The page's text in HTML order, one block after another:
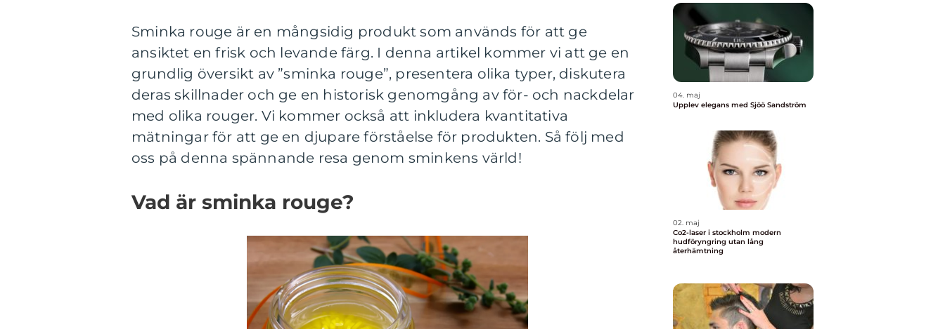
Sminka rouge är en mångsidig produkt som används för att ge
ansiktet en frisk och levande färg. I denna artikel kommer vi att ge en
grundlig översikt av ”sminka rouge”, presentera olika typer, diskutera
deras skillnader och ge en historisk genomgång av för- och nackdelar
med olika rouger. Vi kommer också att inkludera kvantitativa
mätningar för att ge en djupare förståelse för produkten. Så följ med
oss på denna spännande resa genom sminkens värld!
Vad är sminka rouge?
04. maj
Upplev elegans med Sjöö Sandström
02. maj
Co2-laser i stockholm modern
hudföryngring utan lång
återhämtning